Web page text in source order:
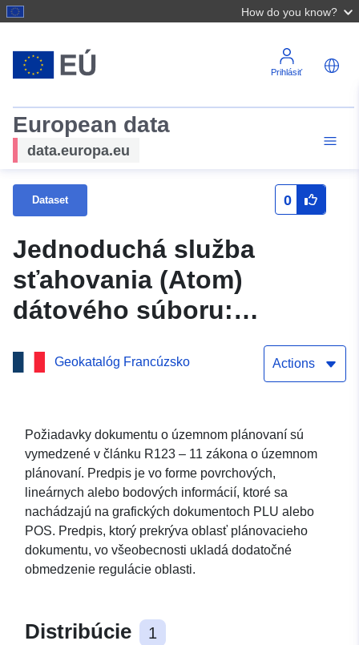
How do you know?
Prihlásiť
European data
data.europa.eu
Dataset 0
Jednoduchá služba
sťahovania (Atom)
dátového súboru:
Lineárne premlčanie PLU
obce Bouttencourt
Geokatalóg Francúzsko Actions
Požiadavky dokumentu o územnom plánovaní sú
vymedzené v článku R123 – 11 zákona o územnom
plánovaní. Predpis je vo forme povrchových,
lineárnych alebo bodových informácií, ktoré sa
nachádzajú na grafických dokumentoch PLU alebo
POS. Predpis, ktorý prekrýva oblasť plánovacieho
dokumentu, vo všeobecnosti ukladá dodatočné
obmedzenie regulácie oblasti.
Distribúcie 1